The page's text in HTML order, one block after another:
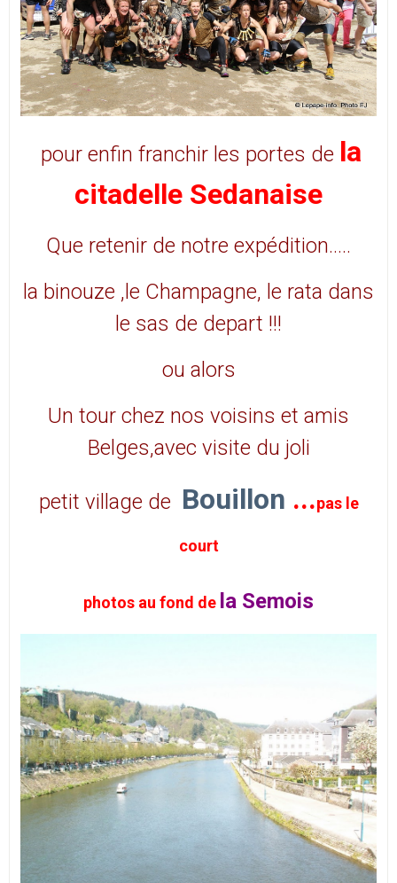
pour enfin franchir les portes de la
citadelle Sedanaise
Que retenir de notre expédition…..
la binouze ,le Champagne, le rata dans
le sas de depart !!!
ou alors
Un tour chez nos voisins et amis
Belges,avec visite du joli
petit village de Bouillon ...pas le
court
photos au fond de la Semois